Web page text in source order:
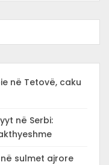
në Tetovë, caku
në Serbi:
sulmet ajrore